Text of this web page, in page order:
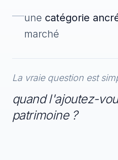
une catégorie
marché
La vraie question est
quand l'ajoutez-
patrimoine ?